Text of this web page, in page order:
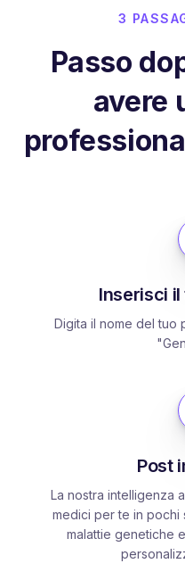
3
Passo
avere
Inserisci
Digita il nome del tuo
Post
La nostra intelligenza
medici per te in pochi
malattie genetiche